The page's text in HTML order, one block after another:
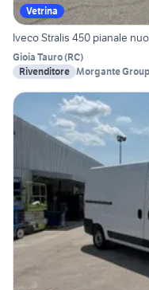
Vetrina
Iveco Stralis 450 pianale
Gioia Tauro(RC)
Rivenditore Morgante